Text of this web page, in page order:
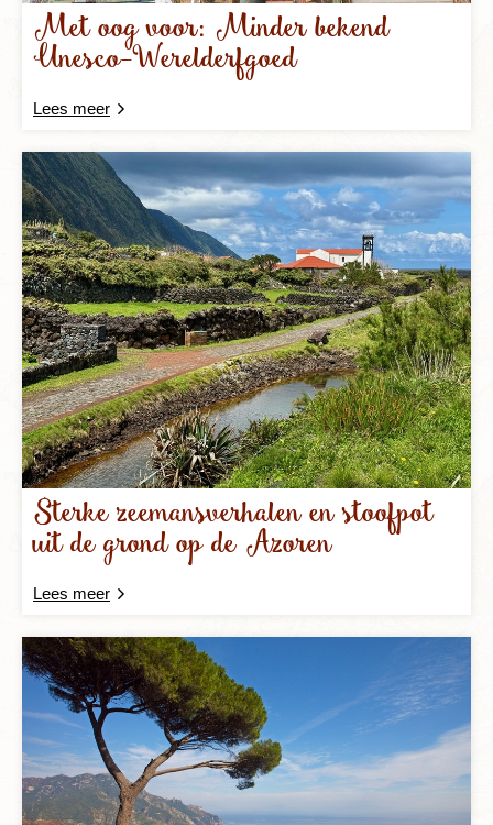
Met oog voor: Minder bekend
Unesco-Werelderfgoed
Lees meer
Sterke zeemansverhalen en stoofpot
uit de grond op de Azoren
Lees meer